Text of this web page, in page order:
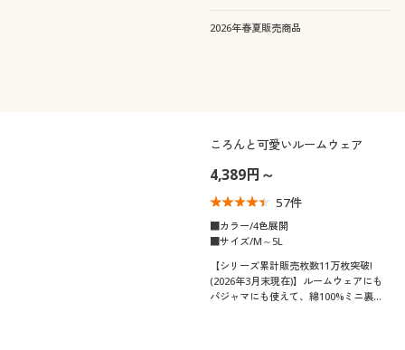
もあります。
2026年春夏販売商品
ころんと可愛いルームウェア
4,389円～
57件
■カラー/4色展開
■サイズ/M～5L
【シリーズ累計販売枚数11万枚突破!
(2026年3月末現在)】ルームウェアにも
パジャマにも使えて、綿100%ミニ裏毛